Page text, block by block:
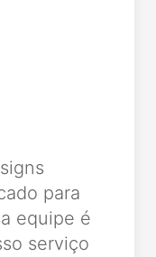
para
equipe é
serviço